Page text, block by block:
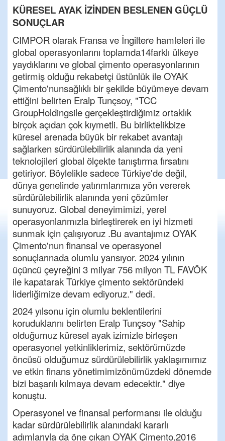
KÜRESEL AYAK İZİNDEN BESLENEN GÜÇLÜ
SONUÇLAR
CIMPOR olarak Fransa ve İngiltere hamleleri ile
global operasyonlarını toplamda14farklı ülkeye
yaydıklarını ve global çimento operasyonlarının
getirmiş olduğu rekabetçi üstünlük ile OYAK
Çimento'nunsağlıklı bir şekilde büyümeye devam
ettiğini belirten Eralp Tunçsoy, "TCC
GroupHoldingsile gerçekleştirdiğimiz ortaklık
birçok açıdan çok kıymetli. Bu birliktelikbize
küresel arenada büyük bir rekabet avantajı
sağlarken sürdürülebilirlik alanında da yeni
teknolojileri global ölçekte tanıştırma fırsatını
getiriyor. Böylelikle sadece Türkiye'de değil,
dünya genelinde yatırımlarımıza yön vererek
sürdürülebilirlik alanında yeni çözümler
sunuyoruz. Global deneyimimizi, yerel
operasyonlarımızla birleştirerek en iyi hizmeti
sunmak için çalışıyoruz .Bu avantajımız OYAK
Çimento'nun finansal ve operasyonel
sonuçlarınada olumlu yansıyor. 2024 yılının
üçüncü çeyreğini 3 milyar 756 milyon TL FAVÖK
ile kapatarak Türkiye çimento sektöründeki
liderliğimize devam ediyoruz." dedi.
2024 yılsonu için olumlu beklentilerini
koruduklarını belirten Eralp Tunçsoy "Sahip
olduğumuz küresel ayak izimizle birleşen
operasyonel yetkinliklerimiz, sektörümüzde
öncüsü olduğumuz sürdürülebilirlik yaklaşımımız
ve etkin finans yönetimimizönümüzdeki dönemde
bizi başarılı kılmaya devam edecektir." diye
konuştu.
Operasyonel ve finansal performansı ile olduğu
kadar sürdürülebilirlik alanındaki kararlı
adımlarıyla da öne çıkan OYAK Çimento,2016